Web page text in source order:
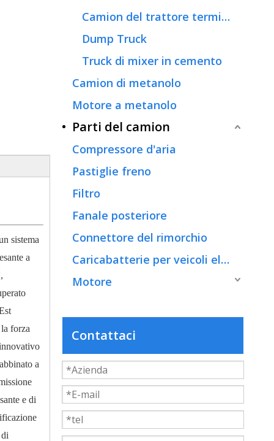
sistema
a
forza
a
e di
Camion del trattore terminale
Dump Truck
Truck di mixer in cemento
Camion di metanolo
Motore a metanolo
Parti del camion
Compressore d'aria
Pastiglie freno
Filtro
Fanale posteriore
Connettore del rimorchio
Caricabatterie per veicoli elettrici
Motore
Contattaci